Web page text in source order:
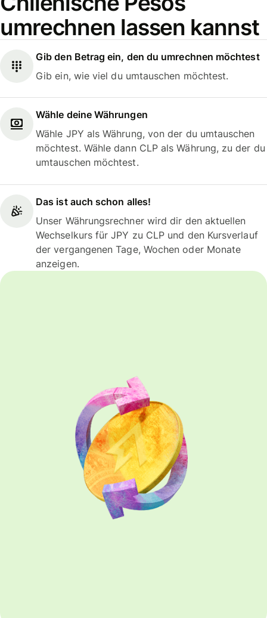
umrechnen lassen kannst
Gib den Betrag ein, den du umrechnen möchtest
Gib ein, wie viel du umtauschen möchtest.
Wähle deine Währungen
Wähle JPY als Währung, von der du umtauschen
möchtest. Wähle dann CLP als Währung, zu der du
umtauschen möchtest.
Das ist auch schon alles!
Unser Währungsrechner wird dir den aktuellen
Wechselkurs für JPY zu CLP und den Kursverlauf
der vergangenen Tage, Wochen oder Monate
anzeigen.